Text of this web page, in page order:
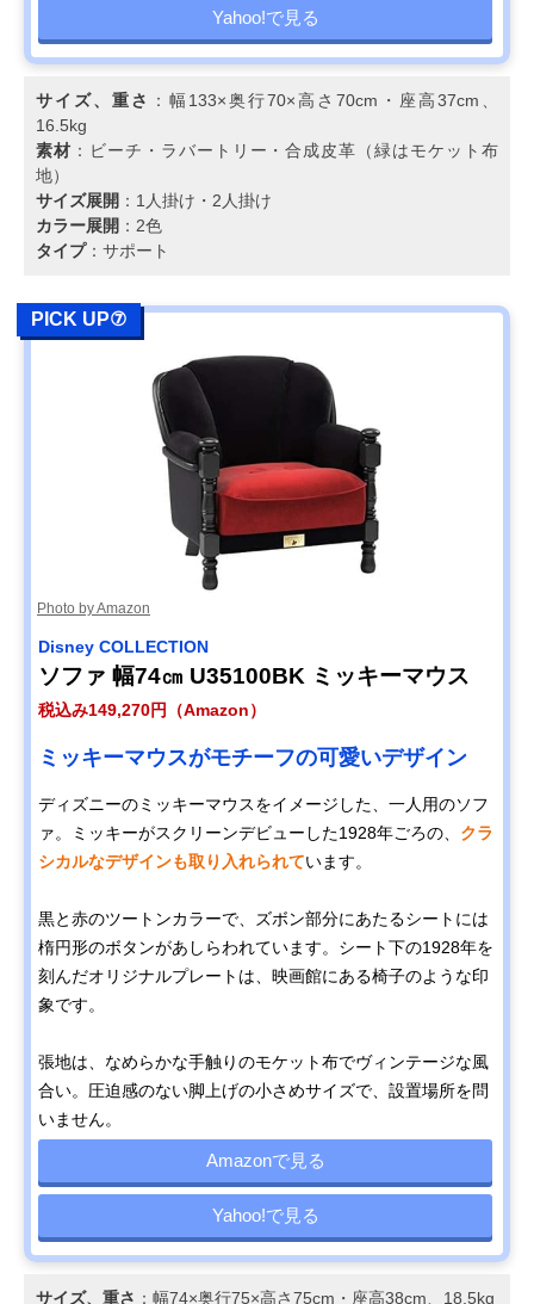
Yahoo!で見る
サイズ、重さ
：幅133×奥行70×高さ70cm・座高37cm、
16.5kg
素材 ：ビーチ・ラバートリー・合成皮革（緑はモケット布
地）
サイズ展開 ：1人掛け・2人掛け
カラー展開 ：2色
タイプ：サポート
PICK UP⑦
Photo by Amazon
Disney COLLECTION
ソファ 幅74㎝ U35100BK ミッキーマウス
税込み149,270円（Amazon）
ミッキーマウスがモチーフの可愛いデザイン
ディズニーのミッキーマウスをイメージした、一人用のソフ
ァ。ミッキーがスクリーンデビューした1928年ごろの、 クラ
シカルなデザインも取り入れられています。
黒と赤のツートンカラーで、ズボン部分にあたるシートには
楕円形のボタンがあしらわれています。シート下の1928年を
刻んだオリジナルプレートは、映画館にある椅子のような印
象です。
張地は、なめらかな手触りのモケット布でヴィンテージな風
合い。圧迫感のない脚上げの小さめサイズで、設置場所を問
いません。
Amazonで見る
Yahoo!で見る
サイズ、重さ ：幅74×奥行75×高さ75cm・座高38cm、18.5kg